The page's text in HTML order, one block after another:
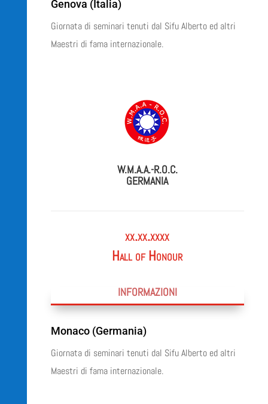
Genova (Italia)
Giornata di seminari tenuti dal Sifu Alberto ed altri
Maestri di fama internazionale.
W.M.A.A.-R.O.C.
GERMANIA
xx.xx.xxxx
Hall of Honour
INFORMAZIONI
Monaco (Germania)
Giornata di seminari tenuti dal Sifu Alberto ed altri
Maestri di fama internazionale.